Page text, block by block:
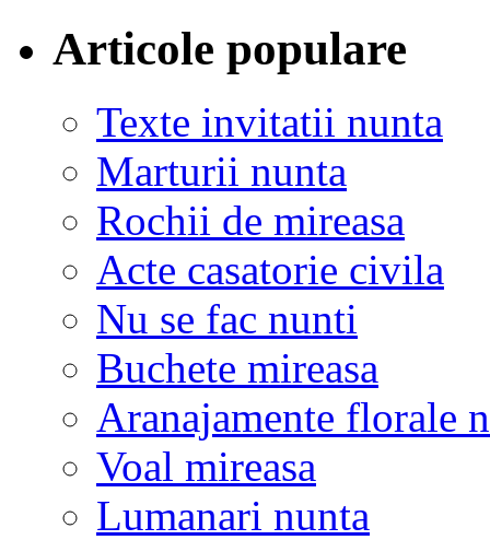
Articole populare
Texte invitatii nunta
Marturii nunta
Rochii de mireasa
Acte casatorie civila
Nu se fac nunti
Buchete mireasa
Aranajamente florale
Voal mireasa
Lumanari nunta